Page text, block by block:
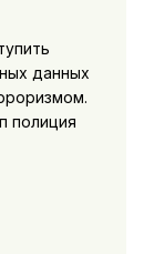
данных
полиция